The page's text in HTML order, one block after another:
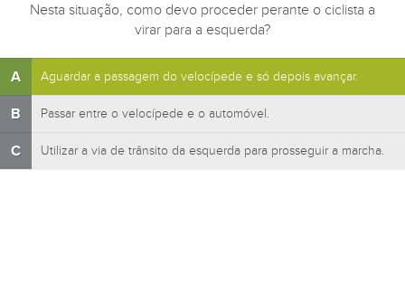
Nesta situação, como devo proceder perante o ciclista a
virar para a esquerda?
A Aguardar a passagem do velocípede e só depois avançar.
B Passar entre o velocípede e o automóvel.
C Utilizar a via de trânsito da esquerda para prosseguir a marcha.